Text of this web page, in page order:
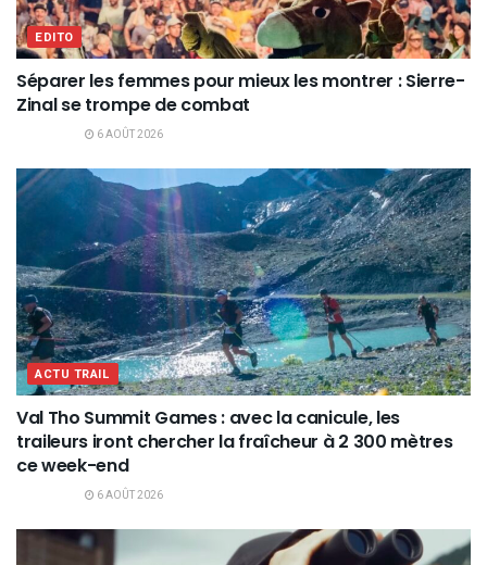
EDITO
Séparer les femmes pour mieux les montrer : Sierre-
Zinal se trompe de combat
6 AOÛT 2026
ACTU TRAIL
Val Tho Summit Games : avec la canicule, les
traileurs iront chercher la fraîcheur à 2 300 mètres
ce week-end
6 AOÛT 2026